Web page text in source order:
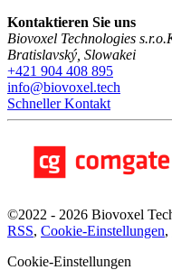
Kontaktieren Sie uns
Biovoxel Technologies s.r.o.
Bratislavský Slowakei
+421 904 408 895
info@biovoxel.tech
Schneller Kontakt
©2022 - 2026 Biovoxel
RSS, Cookie-Einstellungen,
Cookie-Einstellungen